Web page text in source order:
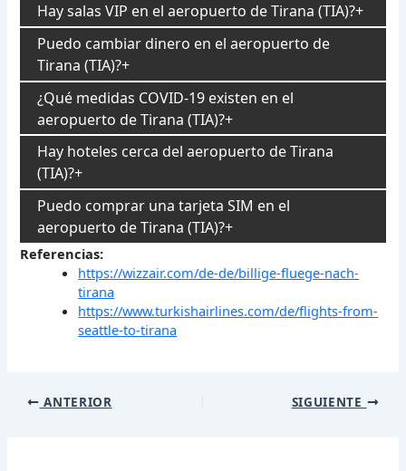
Hay salas VIP en el aeropuerto de Tirana (TIA)?
Puedo cambiar dinero en el aeropuerto de
Tirana (TIA)?
¿Qué medidas COVID-19 existen en el
aeropuerto de Tirana (TIA)?
Hay hoteles cerca del aeropuerto de Tirana
(TIA)?
Puedo comprar una tarjeta SIM en el
aeropuerto de Tirana (TIA)?
Referencias:
https://wizzair.com/de-de/billige-fluege-nach-
tirana
https://www.turkishairlines.com/de/flights-from-
seattle-to-tirana
Navegación
ANTERIOR SIGUIENTE